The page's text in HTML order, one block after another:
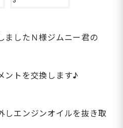
ましたＮ様ジムニー君の
ントを交換します♪
しエンジンオイルを抜き取